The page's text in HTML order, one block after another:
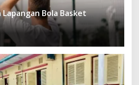
Bola Basket